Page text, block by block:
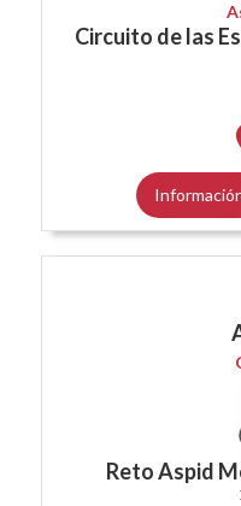
Circuito de las
Reto Aspid